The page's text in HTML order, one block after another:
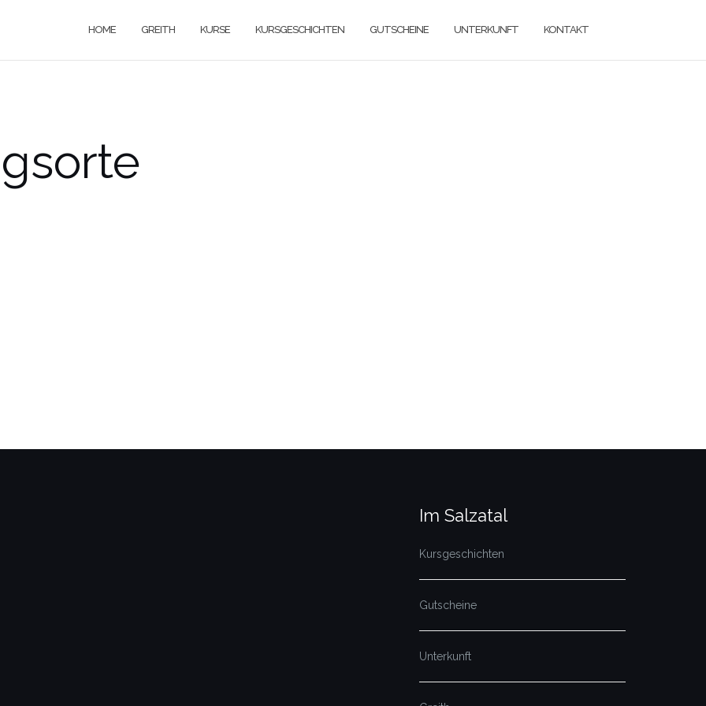
HOME GREITH KURSE KURSGESCHICHTEN GUTSCHEINE UNTERKUNFT KONTAKT
Im Salzatal
Kursgeschichten
Gutscheine
Unterkunft